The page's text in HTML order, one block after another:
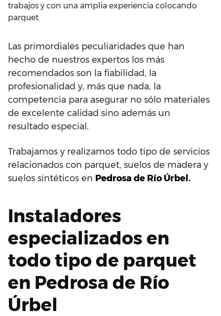
trabajos y con una amplia experiencia colocando
parquet.
Las primordiales peculiaridades que han
hecho de nuestros expertos los más
recomendados son la fiabilidad, la
profesionalidad y, más que nada, la
competencia para asegurar no sólo materiales
de excelente calidad sino además un
resultado especial.
Trabajamos y realizamos todo tipo de servicios
relacionados con parquet, suelos de madera y
suelos sintéticos en Pedrosa de Río Úrbel.
Instaladores
especializados en
todo tipo de parquet
en Pedrosa de Río
Úrbel